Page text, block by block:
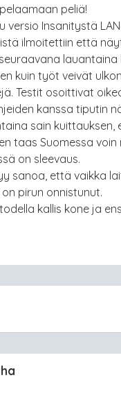
peliä!
versio Insanitystä
ilmoitettiin että
kuin työt veivät
Testit osoittivat
kanssa tiputin
sain
taas Suomessa
on sleevaus.
sanoa, että vaikka
pirun onnistunut.
kallis kone ja